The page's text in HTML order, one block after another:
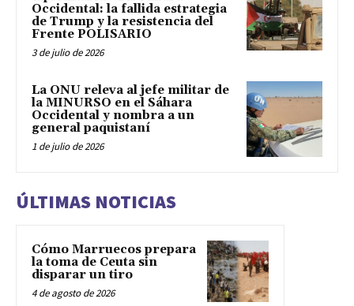
Occidental: la fallida estrategia
de Trump y la resistencia del
Frente POLISARIO
3 de julio de 2026
La ONU releva al jefe militar de
la MINURSO en el Sáhara
Occidental y nombra a un
general paquistaní
1 de julio de 2026
ÚLTIMAS NOTICIAS
Cómo Marruecos prepara
la toma de Ceuta sin
disparar un tiro
4 de agosto de 2026